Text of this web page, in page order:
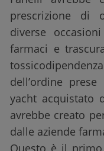
prescrizione di
diverse
farmaci e
dell’ordine
yacht acquistato
avrebbe creato
dalle aziende